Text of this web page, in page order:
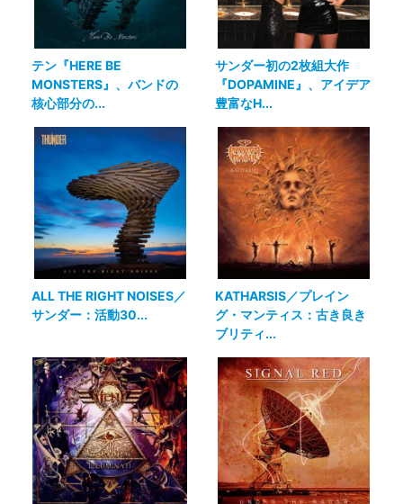
テン『HERE BE
MONSTERS』、バンドの
核心部分の...
サンダー初の2枚組大作
『DOPAMINE』、アイデア
豊富なH...
ALL THE RIGHT NOISES／
サンダー：活動30...
KATHARSIS／プレイン
グ・マンティス：古き良き
ブリティ...